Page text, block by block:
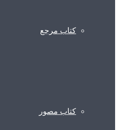
کتاب مرجع
کتاب مصور